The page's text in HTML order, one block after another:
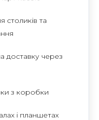
столиків та
доставку через
з коробки
і планшетах